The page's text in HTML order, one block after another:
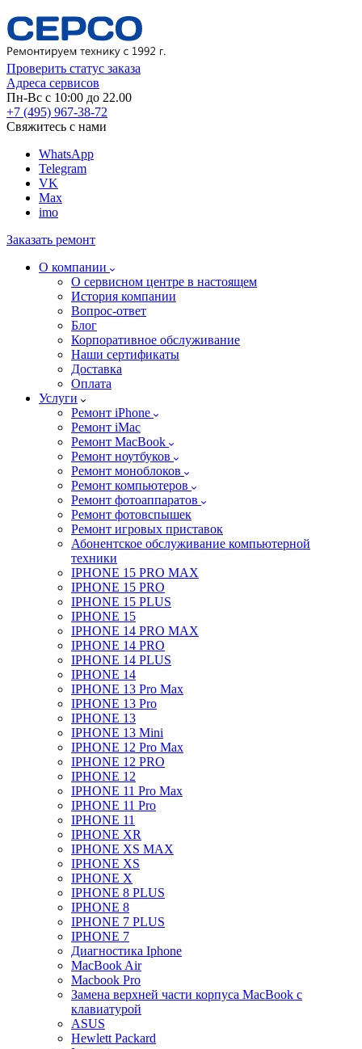
Проверить статус заказа
Адреса сервисов
Пн-Вс с 10:00 до 22.00
+7 (495) 967-38-72
Свяжитесь с нами
WhatsApp
Telegram
VK
Max
imo
Заказать ремонт
О компании
О сервисном центре в настоящем
История компании
Вопрос-ответ
Блог
Корпоративное обслуживание
Наши сертификаты
Доставка
Оплата
Услуги
Ремонт iPhone
Ремонт iMac
Ремонт MacBook
Ремонт ноутбуков
Ремонт моноблоков
Ремонт компьютеров
Ремонт фотоаппаратов
Ремонт фотовспышек
Ремонт игровых приставок
Абонентское обслуживание компьютерной
техники
IPHONE 15 PRO MAX
IPHONE 15 PRO
IPHONE 15 PLUS
IPHONE 15
IPHONE 14 PRO MAX
IPHONE 14 PRO
IPHONE 14 PLUS
IPHONE 14
IPHONE 13 Pro Max
IPHONE 13 Pro
IPHONE 13
IPHONE 13 Mini
IPHONE 12 Pro Max
IPHONE 12 PRO
IPHONE 12
IPHONE 11 Pro Max
IPHONE 11 Pro
IPHONE 11
IPHONE XR
IPHONE XS MAX
IPHONE XS
IPHONE X
IPHONE 8 PLUS
IPHONE 8
IPHONE 7 PLUS
IPHONE 7
Диагностика Iphone
MacBook Air
Macbook Pro
Замена верхней части корпуса MacBook с
клавиатурой
ASUS
Hewlett Packard